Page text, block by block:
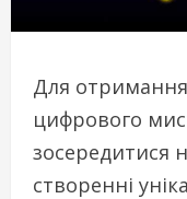
Для отримання
цифрового
зосередитися
створенні